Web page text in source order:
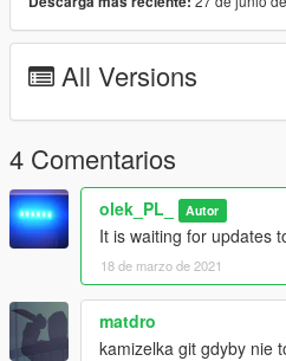
Folder 1 - put the contents to
Folder 2 - put the contents to
authors
model: PEV
Discord:
https://discord.gg/kYnKgf4na2
All Versions
4 Comentarios
olek_PL_ Autor
It is waiting for updates
18 de marzo de 2021
matdro
kamizelka git gdyby nie